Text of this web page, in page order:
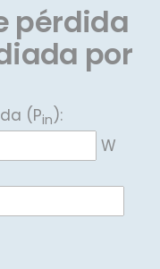
pérdida
por
(Pin ):
W